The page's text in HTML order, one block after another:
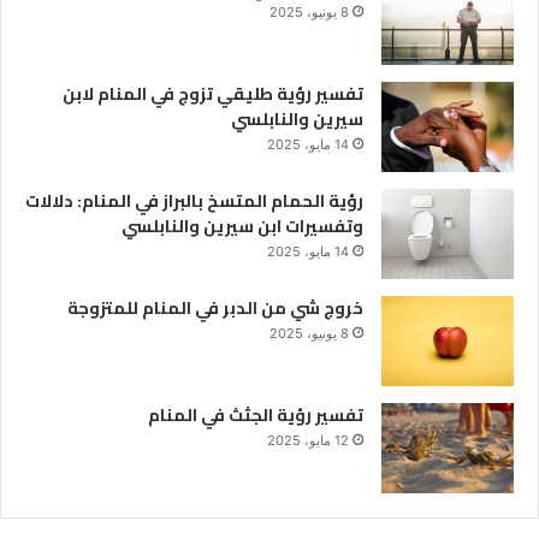
8 يونيو، 2025
تفسير رؤية طليقي تزوج في المنام لابن
سيرين والنابلسي
14 مايو، 2025
رؤية الحمام المتسخ بالبراز في المنام: دلالات
وتفسيرات ابن سيرين والنابلسي
14 مايو، 2025
خروج شي من الدبر في المنام للمتزوجة
8 يونيو، 2025
تفسير رؤية الجثث في المنام
12 مايو، 2025